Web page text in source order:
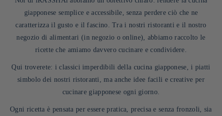
giapponese semplice e accessibile, senza perdere ciò che ne
caratterizza il gusto e il fascino. Tra i nostri ristoranti e il nostro
negozio di alimentari (in negozio o online), abbiamo raccolto le
ricette che amiamo davvero cucinare e condividere.
Qui troverete: i classici imperdibili della cucina giapponese, i piatti
simbolo dei nostri ristoranti, ma anche idee facili e creative per
cucinare giapponese ogni giorno.
Ogni ricetta è pensata per essere pratica, precisa e senza fronzoli, sia